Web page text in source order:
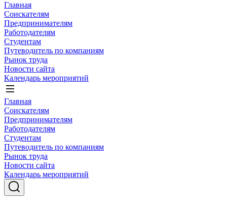
Главная
Соискателям
Предпринимателям
Работодателям
Студентам
Путеводитель по компаниям
Рынок труда
Новости сайта
Календарь мероприятий
Главная
Соискателям
Предпринимателям
Работодателям
Студентам
Путеводитель по компаниям
Рынок труда
Новости сайта
Календарь мероприятий